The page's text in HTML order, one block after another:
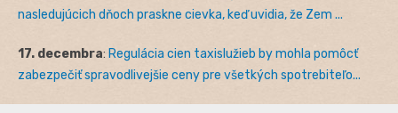
nasledujúcich dňoch praskne cievka, keď uvidia, že Zem ...
17. decembra: Regulácia cien taxislužieb by mohla pomôcť
zabezpečiť spravodlivejšie ceny pre všetkých spotrebiteľo...